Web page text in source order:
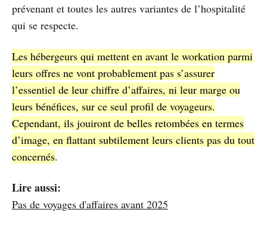
prévenant et toutes les autres variantes de l’hospitalité
qui se respecte.
Les hébergeurs qui mettent en avant le workation parmi
leurs offres ne vont probablement pas s’assurer
l’essentiel de leur chiffre d’affaires, ni leur marge ou
leurs bénéfices, sur ce seul profil de voyageurs.
Cependant, ils jouiront de belles retombées en termes
d’image, en flattant subtilement leurs clients pas du tout
concernés.
Lire aussi:
Pas de voyages d'affaires avant 2025